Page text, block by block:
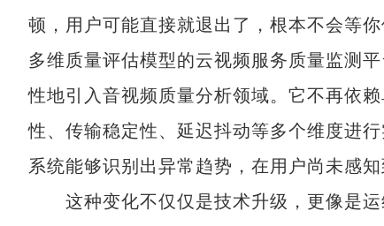
顿，用户可能直接就退出了，根本不会等
多维质量评估模型的云视频服务质量监测
性地引入音视频质量分析领域。它不再依
性、传输稳定性、延迟抖动等多个维度进
系统能够识别出异常趋势，在用户尚未感
这种变化不仅仅是技术升级，更像是运